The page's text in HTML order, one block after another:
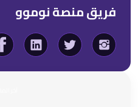
فريق منصة نوموو